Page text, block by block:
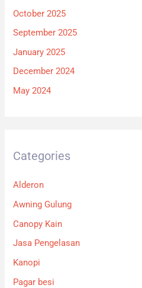
October 2025
September 2025
January 2025
December 2024
May 2024
Categories
Alderon
Awning Gulung
Canopy Kain
Jasa Pengelasan
Kanopi
Pagar besi